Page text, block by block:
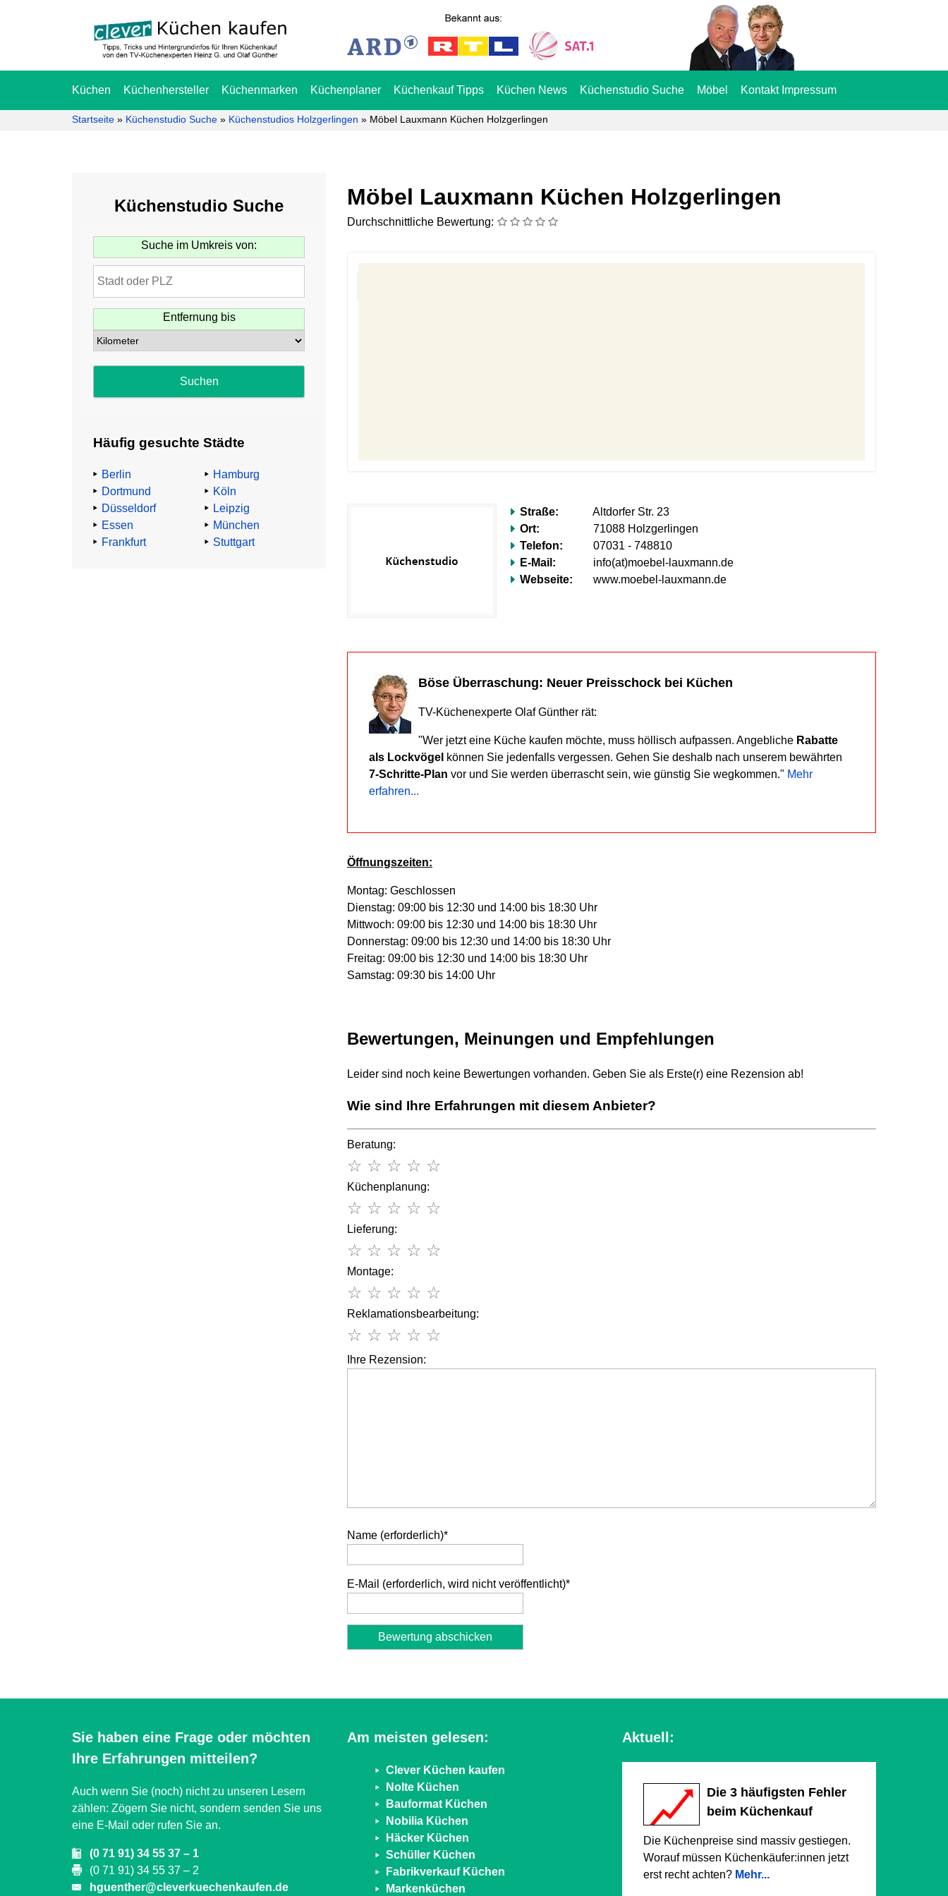
Küchen Küchenhersteller Küchenmarken Küchenplaner Küchenkauf Tipps Küchen News Küchenstudio Suche Möbel Kontakt Impressum
Startseite » Küchenstudio Suche » Küchenstudios Holzgerlingen » Möbel Lauxmann Küchen Holzgerlingen
Küchenstudio Suche
Suche im Umkreis von:
Entfernung bis
Häufig gesuchte Städte
Berlin
Dortmund
Düsseldorf
Essen
Frankfurt
Hamburg
Köln
Leipzig
München
Stuttgart
Möbel Lauxmann Küchen Holzgerlingen
Durchschnittliche Bewertung:
Straße:
Altdorfer Str. 23
Ort:
71088 Holzgerlingen
Telefon:
07031 - 748810
E-Mail:
info(at)moebel-lauxmann.de
Webseite:
www.moebel-lauxmann.de
Böse Überraschung: Neuer Preisschock bei Küchen
TV-Küchenexperte Olaf Günther rät:
"Wer jetzt eine Küche kaufen möchte, muss höllisch aufpassen. Angebliche Rabatte
als Lockvögel können Sie jedenfalls vergessen. Gehen Sie deshalb nach unserem bewährten
7-Schritte-Plan vor und Sie werden überrascht sein, wie günstig Sie wegkommen." Mehr
erfahren...
Öffnungszeiten:
Montag: Geschlossen
Dienstag: 09:00 bis 12:30 und 14:00 bis 18:30 Uhr
Mittwoch: 09:00 bis 12:30 und 14:00 bis 18:30 Uhr
Donnerstag: 09:00 bis 12:30 und 14:00 bis 18:30 Uhr
Freitag: 09:00 bis 12:30 und 14:00 bis 18:30 Uhr
Samstag: 09:30 bis 14:00 Uhr
Bewertungen, Meinungen und Empfehlungen
Leider sind noch keine Bewertungen vorhanden. Geben Sie als Erste(r) eine Rezension ab!
Wie sind Ihre Erfahrungen mit diesem Anbieter?
Beratung:
☆ ☆ ☆ ☆ ☆
Küchenplanung:
☆ ☆ ☆ ☆ ☆
Lieferung:
☆ ☆ ☆ ☆ ☆
Montage:
☆ ☆ ☆ ☆ ☆
Reklamationsbearbeitung:
☆ ☆ ☆ ☆ ☆
Ihre Rezension:
Name (erforderlich)*
E-Mail (erforderlich, wird nicht veröffentlicht)*
Sie haben eine Frage oder möchten
Ihre Erfahrungen mitteilen?
Auch wenn Sie (noch) nicht zu unseren Lesern
zählen: Zögern Sie nicht, sondern senden Sie uns
eine E-Mail oder rufen Sie an.
(0 71 91) 34 55 37 – 1
(0 71 91) 34 55 37 – 2
hguenther@cleverkuechenkaufen.de
Am meisten gelesen:
Clever Küchen kaufen
Nolte Küchen
Bauformat Küchen
Nobilia Küchen
Häcker Küchen
Schüller Küchen
Fabrikverkauf Küchen
Markenküchen
Aktuell:
Die 3 häufigsten Fehler
beim Küchenkauf
Die Küchenpreise sind massiv gestiegen.
Worauf müssen Küchenkäufer:innen jetzt
erst recht achten? Mehr...